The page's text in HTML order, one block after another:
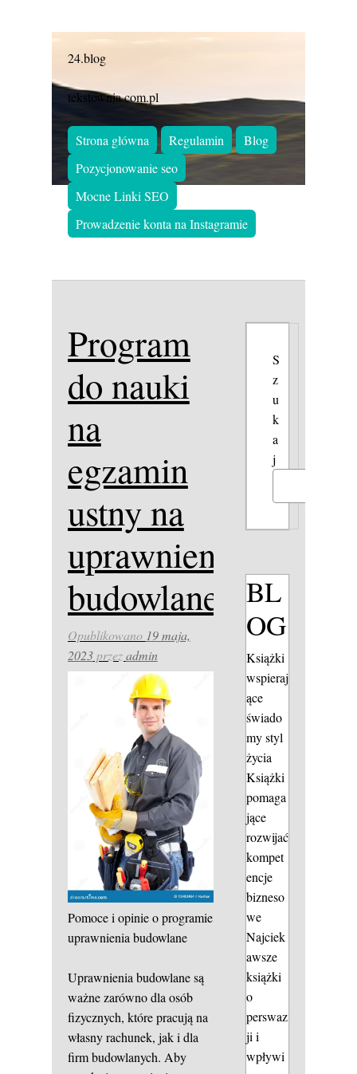
24.blog
tekstownia.com.pl
Strona główna Regulamin
Blog
Pozycjonowanie seo
Mocne Linki SEO
Prowadzenie konta na Instagramie
Program
do nauki
na
egzamin
ustny na
uprawnienia
budowlane
Opublikowano 19 maja,
2023przezadmin
Pomoce i opinie o programie
uprawnienia budowlane
Uprawnienia budowlane są
ważne zarówno dla osób
fizycznych, które pracują na
własny rachunek, jak i dla
firm budowlanych. Aby
S
z
u
k
a
j
BL
OG
Książki
wspieraj
ące
świado
my styl
życia
Książki
pomaga
jące
rozwijać
kompet
encje
bizneso
we
Najciek
awsze
książki
o
perswaz
ji i
wpływi